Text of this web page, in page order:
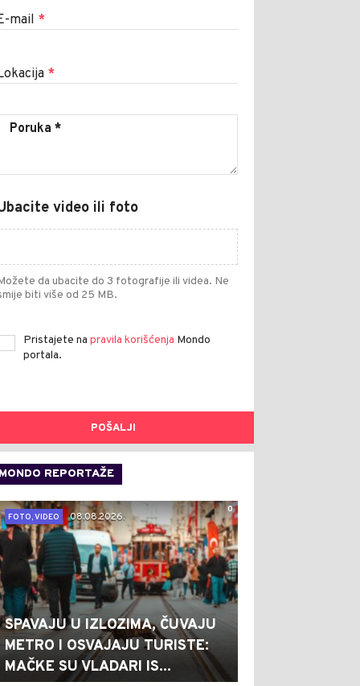
mail *
*
video ili foto
da ubacite do 3 fotografije ili videa. Ne
biti više od 25 MB.
Pristajete na pravila korišćenja Mondo
portala.
POŠALJI
MONDO REPORTAŽE
0
FOTO, VIDEO
08.08.2026.
SPAVAJU U IZLOZIMA, ČUVAJU
METRO I OSVAJAJU TURISTE:
MAČKE SU VLADARI IS...